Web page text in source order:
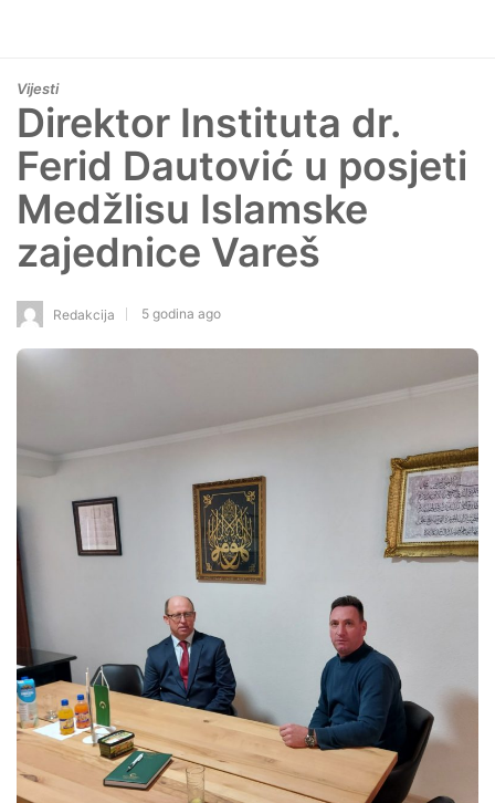
Vijesti
Direktor Instituta dr.
Ferid Dautović u posjeti
Medžlisu Islamske
zajednice Vareš
Redakcija 5 godina ago